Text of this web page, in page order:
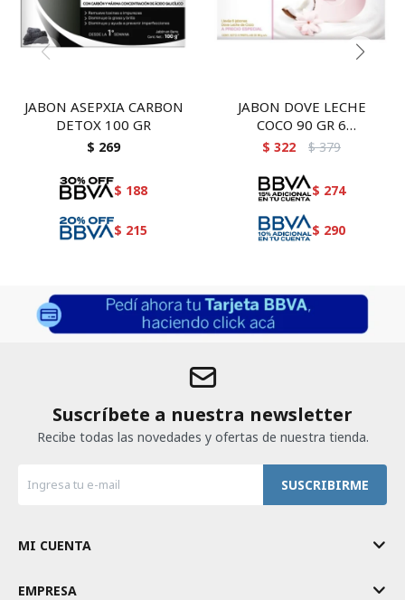
JABON ASEPXIA CARBON
DETOX 100 GR
$ 269
$ 188
$ 215
JABON DOVE LECHE
COCO 90 GR 6
UNIDADES
$ 322 $ 379
$ 274
$ 290
Suscríbete a nuestra newsletter
Recibe todas las novedades y ofertas de nuestra tienda.
SUSCRIBIRME
MI CUENTA
EMPRESA